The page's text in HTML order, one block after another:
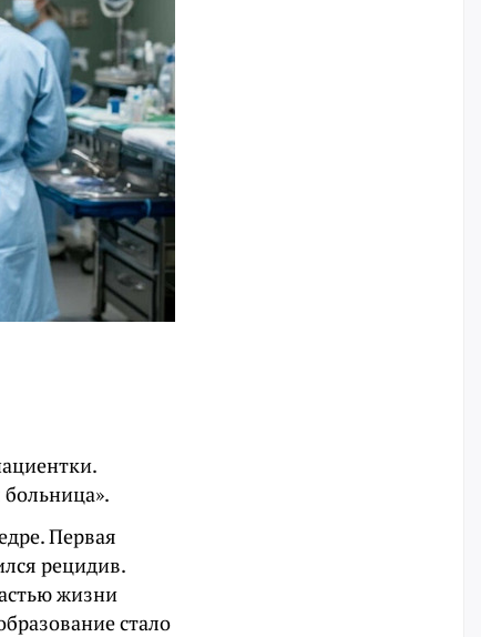
Первая
рецидив.
жизни
стало